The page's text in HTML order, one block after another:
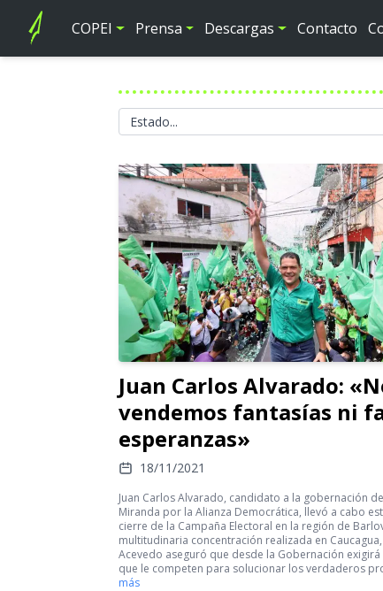
COPEI Prensa Descargas Contacto
Juan Carlos Alvarado:
vendemos fantasías ni
esperanzas»
18/11/2021
Juan Carlos Alvarado, candidato a la gobernación
Miranda por la Alianza Democrática, llevó a cabo
cierre de la Campaña Electoral en la región de
multitudinaria concentración realizada en
Acevedo aseguró que desde la Gobernación
que le competen para solucionar los verdaderos
más